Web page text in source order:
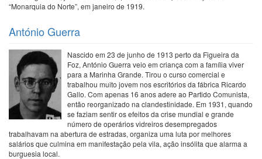
“Monarquia do Norte”, em janeiro de 1919.
António Guerra
Nascido em 23 de junho de 1913 perto da Figueira da
Foz, António Guerra veio em criança com a família viver
para a Marinha Grande. Tirou o curso comercial e
trabalhou muito jovem nos escritórios da fábrica Ricardo
Gallo. Com apenas 16 anos adere ao Partido Comunista,
então reorganizado na clandestinidade. Em 1931, quando
se faziam sentir os efeitos da crise mundial e grande
número de operários vidreiros desempregados
trabalhavam na abertura de estradas, organiza uma luta por melhores
salários que culmina em manifestação pela vila, ação insólita que alarma a
burguesia local.